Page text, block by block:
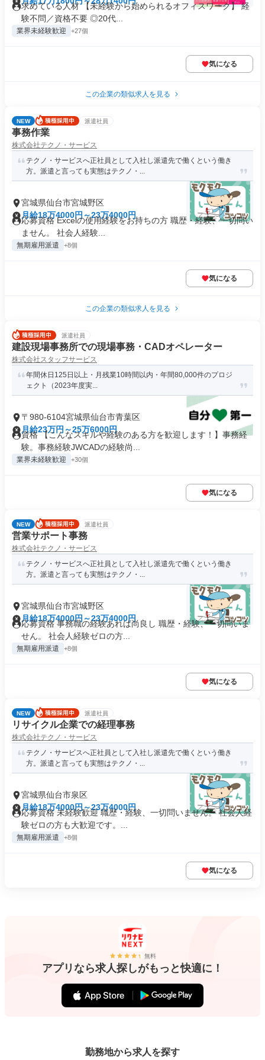
求めている人材 【未経験から始められるオフィスワーク】 経
験不問／資格不要 ◎20代...
業界未経験歓迎 +27個
気になる
この企業の類似求人を見る
NEW 派遣社員
事務作業
株式会社テクノ・サービス
テクノ・サービスへ正社員として入社し派遣先で働くという働き
方。派遣と言っても実態はテクノ・...
宮城県仙台市宮城野区
月給18万4000円～23万4000円
応募資格 Excelの使用経験をお持ちの方 職歴・経験、一切問い
ません。 社会人経験...
無期雇用派遣 +8個
気になる
この企業の類似求人を見る
派遣社員
建設現場事務所での現場事務・CADオペレーター
株式会社スタッフサービス
年間休日125日以上・月残業10時間以内・年間80,000件のプロジ
ェクト（2023年度実...
〒980-6104宮城県仙台市青葉区
月給23万円～25万6000円
資格 【こんなスキルや経験のある方を歓迎します！】事務経
験。事務経験JWCADの経験尚...
業界未経験歓迎 +30個
気になる
NEW 派遣社員
営業サポート事務
株式会社テクノ・サービス
テクノ・サービスへ正社員として入社し派遣先で働くという働き
方。派遣と言っても実態はテクノ・...
宮城県仙台市宮城野区
月給18万4000円～23万4000円
応募資格 事務職の経験あれば尚良し 職歴・経験、一切問いま
せん。 社会人経験ゼロの方...
無期雇用派遣 +8個
気になる
NEW 派遣社員
リサイクル企業での経理事務
株式会社テクノ・サービス
テクノ・サービスへ正社員として入社し派遣先で働くという働き
方。派遣と言っても実態はテクノ・...
宮城県仙台市泉区
月給18万4000円～23万4000円
応募資格 未経験歓迎 職歴・経験、一切問いません。 社会人経
験ゼロの方も大歓迎です。...
無期雇用派遣 +8個
気になる
無料
アプリなら求人探しがもっと快適に！
勤務地から求人を探す